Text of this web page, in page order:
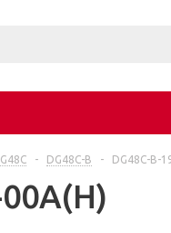
- DG48C-B - DG48C-B-